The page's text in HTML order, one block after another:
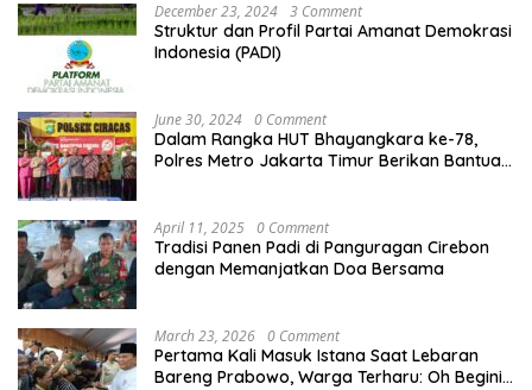
December 23, 2024 3 Comment
Struktur dan Profil Partai Amanat Demokrasi
Indonesia (PADI)
June 30, 2024 0 Comment
Dalam Rangka HUT Bhayangkara ke-78,
Polres Metro Jakarta Timur Berikan Bantuan
April 11, 2025 0 Comment
Tradisi Panen Padi di Panguragan Cirebon
dengan Memanjatkan Doa Bersama
March 23, 2026 0 Comment
Pertama Kali Masuk Istana Saat Lebaran
Bareng Prabowo, Warga Terharu: Oh Begini